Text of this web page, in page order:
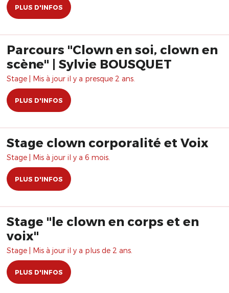
PLUS D'INFOS
Parcours "Clown en soi, clown en
scène" | Sylvie BOUSQUET
Stage | Mis à jour il y a presque 2 ans.
PLUS D'INFOS
Stage clown corporalité et Voix
Stage | Mis à jour il y a 6 mois.
PLUS D'INFOS
Stage "le clown en corps et en
voix"
Stage | Mis à jour il y a plus de 2 ans.
PLUS D'INFOS